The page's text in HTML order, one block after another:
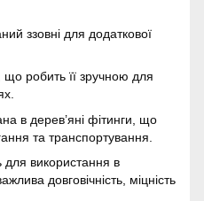
ззовні для додаткової
робить її зручною для
в дерев’яні фітинги, що
та транспортування.
для використання в
довговічність, міцність